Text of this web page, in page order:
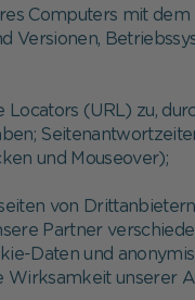
Computers mit dem
Versionen,
(URL) zu,
und Mouseover);
von
Partner
Daten und
Wirksamkeit unserer